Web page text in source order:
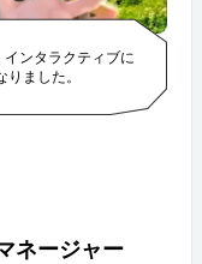
ンタラクティブに
ました。
ネージャー